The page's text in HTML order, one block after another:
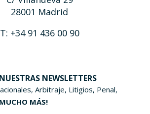
28001 Madrid
T: +34 91 436 00 90
NEWSLETTERS
Arbitraje, Litigios, Penal,
MÁS!